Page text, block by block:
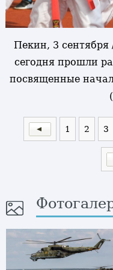
Пекин, 3
сегодня прошли
посвященные
1 2 3